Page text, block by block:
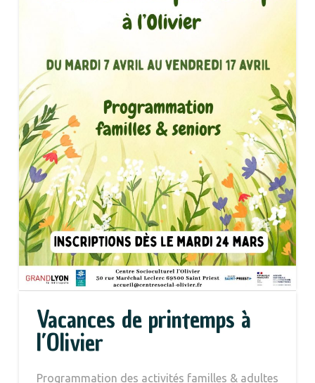
Vacances de printemps à
l’Olivier
Programmation des activités familles & adultes